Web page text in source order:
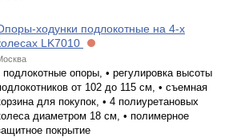
ходунки подлокотные на 4-х
LK7010
подлокотные опоры, • регулировка высоты
от 102 до 115 см, • съемная
для покупок, • 4 полиуретановых
диаметром 18 см, • полимерное
покрытие